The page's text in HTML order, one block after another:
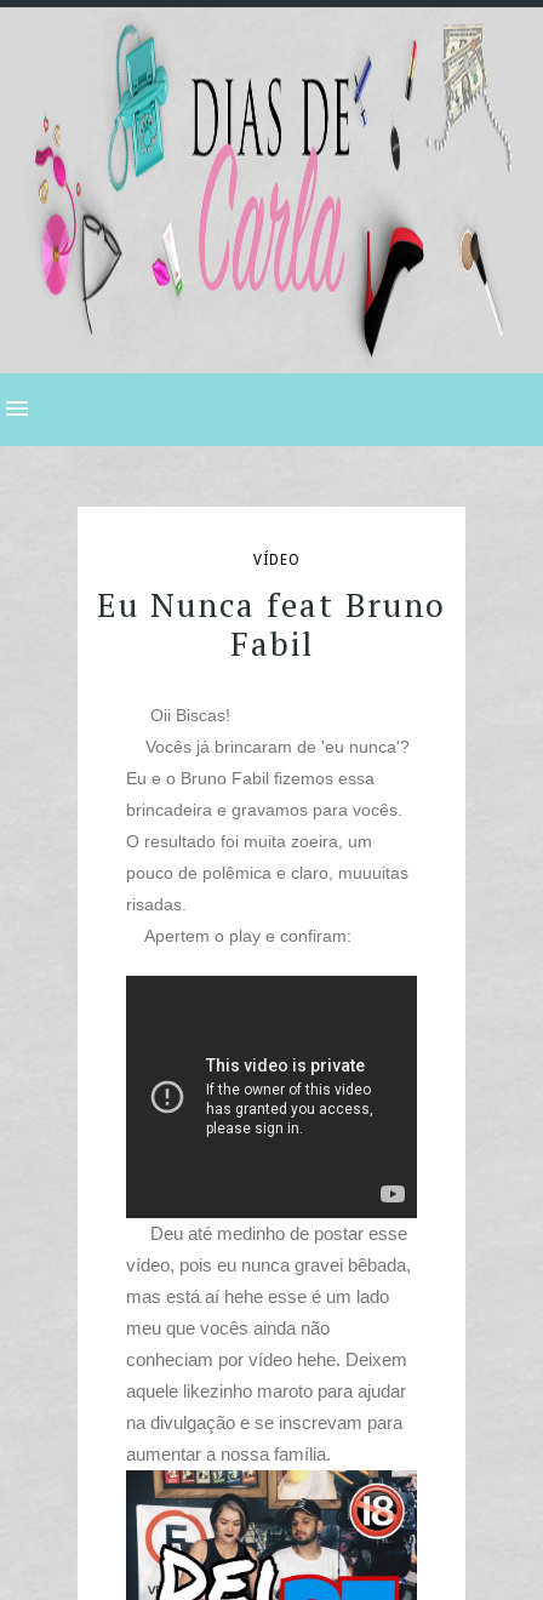
VÍDEO
Eu Nunca feat Bruno
Fabil
Oii Biscas!
Vocês já brincaram de 'eu nunca'?
Eu e o Bruno Fabil fizemos essa
brincadeira e gravamos para vocês.
O resultado foi muita zoeira, um
pouco de polêmica e claro, muuuitas
risadas.
Apertem o play e confiram:
Deu até medinho de postar esse
vídeo, pois eu nunca gravei bêbada,
mas está aí hehe esse é um lado
meu que vocês ainda não
conheciam por vídeo hehe. Deixem
aquele likezinho maroto para ajudar
na divulgação e se inscrevam para
aumentar a nossa família.